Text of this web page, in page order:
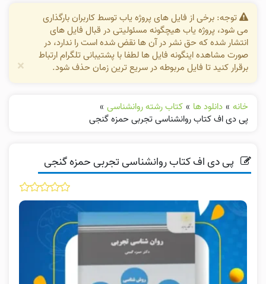
توجه: برخی از فایل های پروژه یاب توسط کاربران بارگذاری
می شود، پروژه یاب هیچگونه مسئولیتی در قبال فایل های
انتشار شده که حق نشر در آن ها نقض شده است را ندارد، در
صورت مشاهده اینگونه فایل ها لطفا با پشتیبانی تلگرام ارتباط
برقرار کنید تا فایل مربوطه در سریع ترین زمان حذف شود.
×
خانه » دانلود ها » کتاب رشته روانشناسی »
پی دی اف کتاب روانشناسی تجربی حمزه گنجی
پی دی اف کتاب روانشناسی تجربی حمزه گنجی